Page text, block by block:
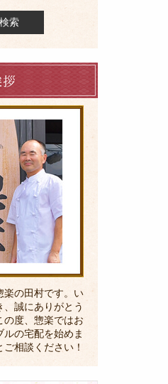
楽の田村です。い
誠にありがとう
の度、惣楽ではお
の宅配を始めま
ご相談ください！